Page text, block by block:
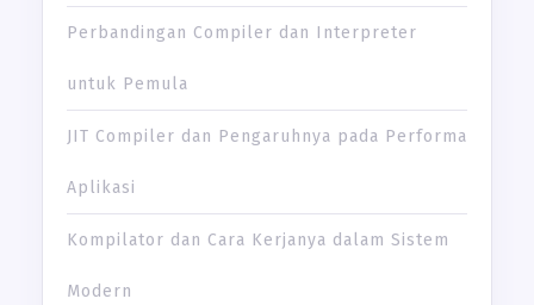
Perbandingan Compiler dan Interpreter
untuk Pemula
JIT Compiler dan Pengaruhnya pada Performa
Aplikasi
Kompilator dan Cara Kerjanya dalam Sistem
Modern